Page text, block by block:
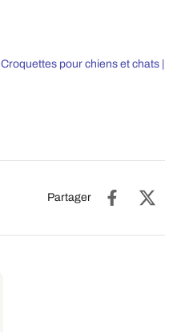
Croquettes pour chiens et chats |
Partager